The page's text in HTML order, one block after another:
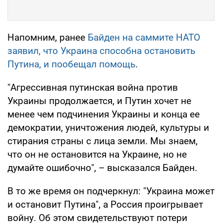
Напомним, ранее Байден на саммите НАТО
заявил, что Украина способна остановить
Путина, и пообещал помощь.
"Агрессивная путинская война против
Украины продолжается, и Путин хочет не
менее чем подчинения Украины и конца ее
демократии, уничтожения людей, культуры и
стирания страны с лица земли. Мы знаем,
что он не остановится на Украине, но не
думайте ошибочно", – высказался Байден.
В то же время он подчеркнул: "Украина может
и остановит Путина", а Россия проигрывает
войну. Об этом свидетельствуют потери